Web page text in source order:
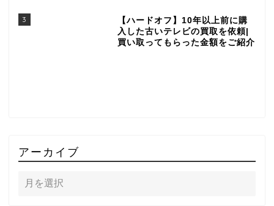
3
【ハードオフ】10年以上前に購
入した古いテレビの買取を依頼|
買い取ってもらった金額をご紹介
アーカイブ